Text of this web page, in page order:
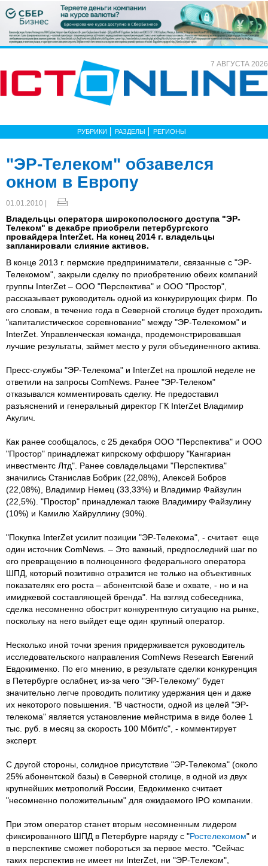
7 АВГУСТА 2026
РУБРИКИ РАЗДЕЛЫ РЕГИОНЫ
"ЭР-Телеком" обзавелся
окном в Европу
01.01.2010 |
Владельцы оператора широкополосного доступа "ЭР-
Телеком" в декабре приобрели петербургского
провайдера InterZet. На конец 2014 г. владельцы
запланировали слияние активов.
В конце 2013 г. пермские предприниматели, связанные с "ЭР-
Телекомом", закрыли сделку по приобретению обеих компаний
группы InterZet – ООО "Перспектива" и ООО "Простор",
рассказывает руководитель одной из конкурирующих фирм. По
его словам, в течение года в Северной столице будет проходить
"капиталистическое соревнование" между "ЭР-Телекомом" и
InterZet. Управленческая команда, продемонстрировавшая
лучшие результаты, займет место у руля объединенного актива.
Пресс-службы "ЭР-Телекома" и InterZet на прошлой неделе не
ответили на запросы ComNews. Ранее "ЭР-Телеком"
отказывался комментировать сделку. Не предоставил
разъяснений и генеральный директор ГК InterZet Владимир
Акулич.
Как ранее сообщалось, с 25 декабря ООО "Перспектива" и ООО
"Простор" принадлежат кипрскому оффшору "Кангариан
инвестментс Лтд". Ранее совладельцами "Перспектива"
значились Станислав Бобрик (22,08%), Алексей Бобров
(22,08%), Владимир Немец (33,33%) и Владимир Файзулин
(22,5%). "Простор" принадлежал также Владимиру Файзулину
(10%) и Камилю Хайруллину (90%).
"Покупка InterZet усилит позиции "ЭР-Телекома", - считает еще
один источник ComNews. – Это важный, предпоследний шаг по
его превращению в полноценного федерального оператора
ШПД, который позитивно отразится не только на объективных
показателях его роста – абонентской базе и охвате, - но и на
имиджевой составляющей бренда". На взгляд собеседника,
сделка несомненно обострит конкурентную ситуацию на рынке,
поскольку на него выйдет еще один крупный оператор.
Несколько иной точки зрения придерживается руководитель
исследовательского направления ComNews Research Евгений
Евдокименко. По его мнению, в результате сделки конкуренция
в Петербурге ослабнет, из-за чего "ЭР-Телекому" будет
значительно легче проводить политику удержания цен и даже
их некоторого повышения. "В частности, одной из целей "ЭР-
телекома" является установление мейнстрима в виде более 1
тыс. руб. в месяц за скорость 100 Мбит/с", - комментирует
эксперт.
С другой стороны, солидное присутствие "ЭР-Телекома" (около
25% абонентской базы) в Северной столице, в одной из двух
крупнейших метрополий России, Евдокименко считает
"несомненно положительным" для ожидаемого IPO компании.
При этом оператор станет вторым несомненным лидером
фиксированного ШПД в Петербурге наряду с "Ростелекомом" и
в перспективе сможет побороться за первое место. "Сейчас
таких перспектив не имеет ни InterZet, ни "ЭР-Телеком",